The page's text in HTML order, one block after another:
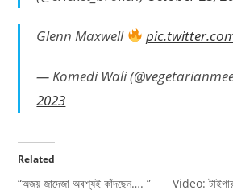
Glenn Maxwell
— Komedi Wali
2023
Related
“অজয় জাদেজা অবশ্যই কাঁদছেন…. ”
Video: